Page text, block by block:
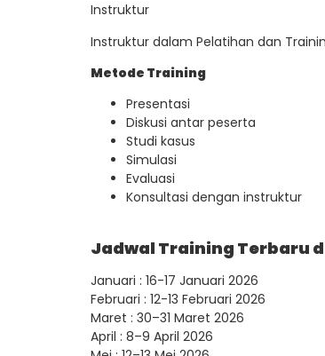
Instruktur
Instruktur dalam Pelatihan dan
Metode Training
Presentasi
Diskusi antar peserta
Studi kasus
Simulasi
Evaluasi
Konsultasi dengan instruktur
Jadwal Training Terbaru
Januari : 16-17 Januari 2026
Februari : 12-13 Februari 2026
Maret : 30–31 Maret 2026
April : 8–9 April 2026